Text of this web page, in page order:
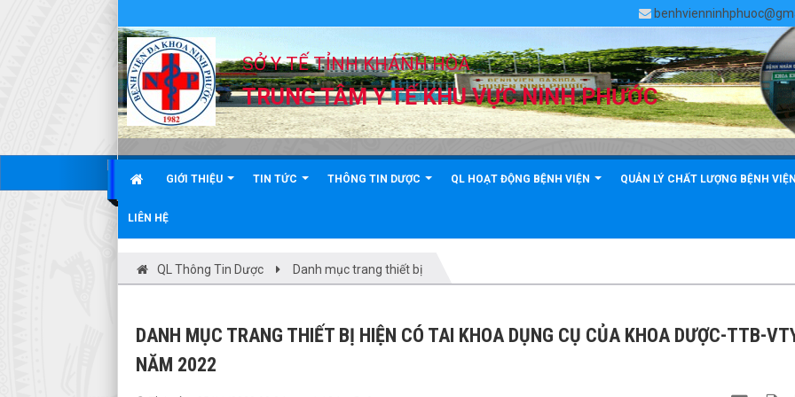
SỞ Y TẾ TỈNH KHÁNH HÒA
TRUNG TÂM Y TẾ KHU VỰC NINH PHƯỚC
GIỚI THIỆU TIN TỨC THÔNG TIN DƯỢC QL HOẠT ĐỘNG BỆNH VIỆN QUẢN LÝ CHẤT LƯỢNG BỆNH VIỆN
LIÊN HỆ
QL Thông Tin Dược Danh mục trang thiết bị
DANH MỤC TRANG THIẾT BỊ HIỆN CÓ TAI KHOA DỤNG CỤ CỦA KHOA DƯỢC-TTB-
NĂM 2022